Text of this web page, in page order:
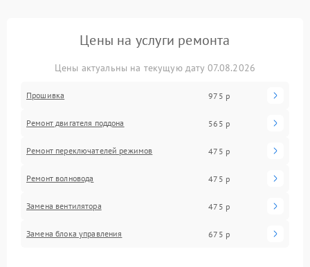
Цены на услуги ремонта
Цены актуальны на текущую дату 07.08.2026
Прошивка 975 р
Ремонт двигателя поддона 565 р
Ремонт переключателей режимов 475 р
Ремонт волновода 475 р
Замена вентилятора 475 р
Замена блока управления 675 р